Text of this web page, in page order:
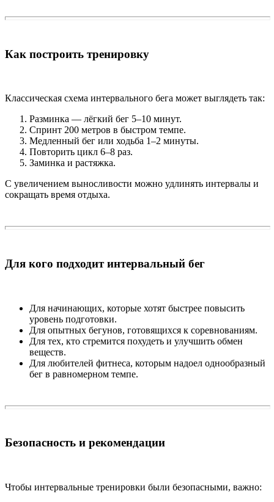
Как построить тренировку
Классическая схема интервального бега может выглядеть так:
Разминка — лёгкий бег 5–10 минут.
Спринт 200 метров в быстром темпе.
Медленный бег или ходьба 1–2 минуты.
Повторить цикл 6–8 раз.
Заминка и растяжка.
С увеличением выносливости можно удлинять интервалы и
сокращать время отдыха.
Для кого подходит интервальный бег
Для начинающих, которые хотят быстрее повысить
уровень подготовки.
Для опытных бегунов, готовящихся к соревнованиям.
Для тех, кто стремится похудеть и улучшить обмен
веществ.
Для любителей фитнеса, которым надоел однообразный
бег в равномерном темпе.
Безопасность и рекомендации
Чтобы интервальные тренировки были безопасными, важно: